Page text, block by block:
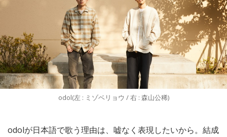
odol(左 : ミゾベリョウ / 右 : 森山公稀)
odolが日本語で歌う理由は、嘘なく表現したいから。結成